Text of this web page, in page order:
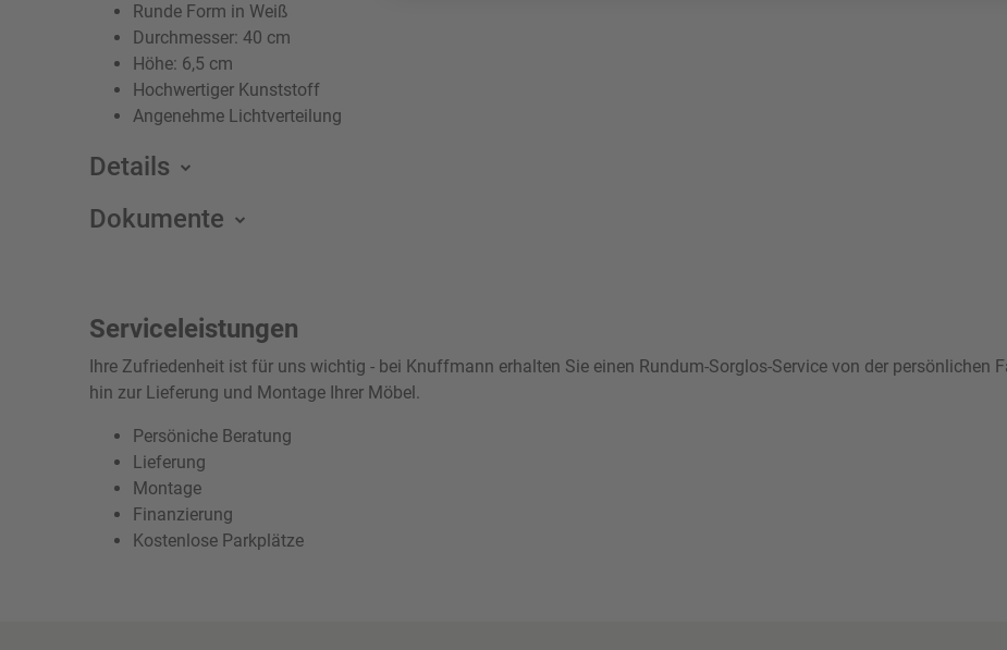
Runde Form in Weiß
Durchmesser: 40 cm
Höhe: 6,5 cm
Hochwertiger Kunststoff
Angenehme Lichtverteilung
Details
Dokumente
Serviceleistungen
Ihre Zufriedenheit ist für uns wichtig - bei Knuffmann erhalten Sie einen Rundum-Sorglos-Service von der persönlichen
hin zur Lieferung und Montage Ihrer Möbel.
Persöniche Beratung
Lieferung
Montage
Finanzierung
Kostenlose Parkplätze